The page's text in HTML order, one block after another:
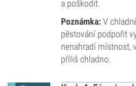
a poškodit.
Poznámka: V
pěstování podpořit
nenahradí místnost,
příliš chladno.